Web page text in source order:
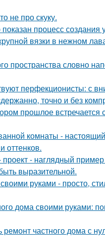
не про скуку.
процесс создания
вязки в нежном
пространства словно
перфекционисты: с
точно и без
прошлое встречается
комнаты -
оттенков.
проект - наглядный пример
выразительной.
руками - просто,
дома своими руками:
ремонт частного дома с